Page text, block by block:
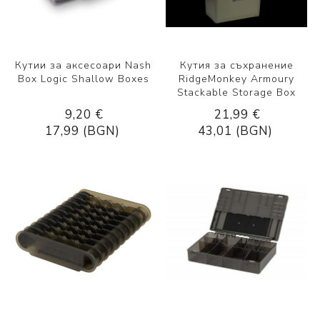
Кутии за аксесоари Nash
Box Logic Shallow Boxes
9,20 €
17,99 (BGN)
Кутия за съхранение
RidgeMonkey Armoury
Stackable Storage Box
21,99 €
43,01 (BGN)